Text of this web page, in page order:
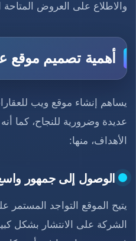
والاطلاع على العروض المتاحة
أهمية تصميم
يساهم إنشاء موقع ويب
عديدة وضرورية للنجاح، كما
الأهداف، منها:
الوصول إلى جمهور
يتيح الموقع التواجد المستمر
الشركة على الانتشار بشكل